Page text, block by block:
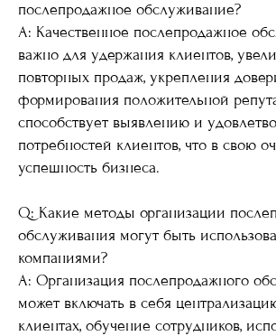
послепродажное обслуживание?
A: Качественное послепродажное
важно для удержания клиентов,
повторных продаж, укрепления
формирования положительной
способствует выявлению и
потребностей клиентов, что в свою
успешность бизнеса.
Q: Какие методы организации
обслуживания могут быть
компаниями?
A: Организация послепродажного
может включать в себя
клиентах, обучение сотрудников,